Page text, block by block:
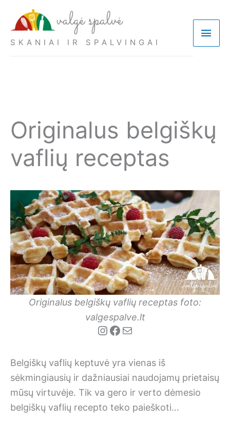
SKANIAI IR SPALVINGAI
Originalus belgiškų
vaflių receptas
Originalus belgiškų vaflių receptas foto:
valgespalve.lt
Instagram
Facebook
Mail
Belgiškų vaflių keptuvė yra vienas iš
sėkmingiausių ir dažniausiai naudojamų prietaisų
mūsų virtuvėje. Tik va gero ir verto dėmesio
belgiškų vaflių recepto teko paieškoti…